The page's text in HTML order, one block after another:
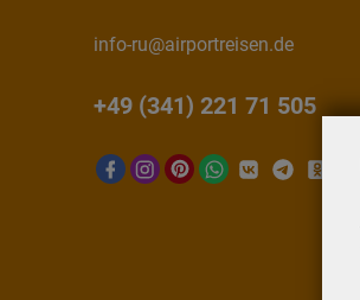
info-ru@airportreisen.de
+49 (341) 221 71 505